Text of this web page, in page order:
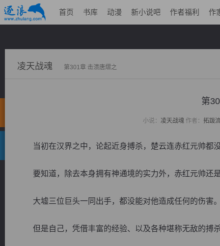
首页 书库 动漫 新小说吧 作者福利 作
凌天战魂 第301章 击溃唐熠之
第
小说： 凌天战魂作者： 拓跋
当初在汉界之中，论起近身搏杀，楚云连赤红元帅都
要知道，除去本身拥有神通境的实力外，赤红元帅还
大墟三位巨头一同出手，都没能对他造成任何的伤害
但是自己，凭借丰富的经验、以及各种堪称无敌的搏